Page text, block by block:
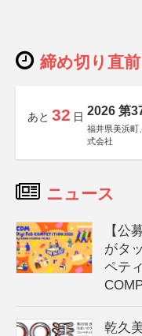
締め切り直
あと 32 日 2026 第
福井県美浜町
式会社
ニュース
【公
がタ
ペテ
乾久